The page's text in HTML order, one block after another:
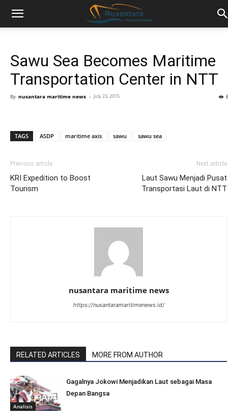
Sawu Sea Becomes Maritime
Transportation Center in NTT
By nusantara maritime news - July 23, 2015
TAGS ASDP maritime axis sawu sawu sea
Previous article
KRI Expedition to Boost
Tourism
Next article
Laut Sawu Menjadi Pusat
Transportasi Laut di NTT
nusantara maritime news
https://nusantaramaritimenews.id/
RELATED ARTICLES MORE FROM AUTHOR
Analisis
Gagalnya Jokowi Menjadikan Laut sebagai Masa
Depan Bangsa